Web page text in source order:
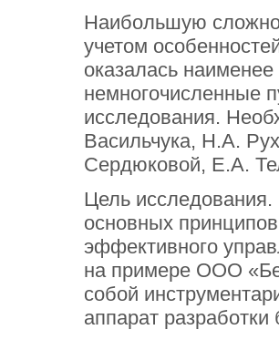
Наибольшую
учетом
оказалась
немногочисленные
исследования.
Васильчука, Н.А.
Сердюковой, Е.А.
Цель исследования.
основных
эффективного
на примере ООО
собой
аппарат разработки